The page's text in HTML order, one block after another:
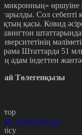
өршуіне
Сол себепті
қасы. Ковид
Штаттарда 51
адам індеттен
Төлегенқызы
Төлегенқызы